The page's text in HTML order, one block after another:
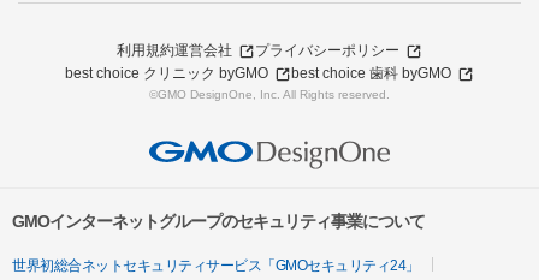
利用規約運営会社
プライバシーポリシー
best choice クリニック byGMO
best choice 歯科 byGMO
©GMO DesignOne, Inc. All Rights reserved.
GMOインターネットグループのセキュリティ事業について
世界初総合ネットセキュリティサービス「GMOセキュリティ24」